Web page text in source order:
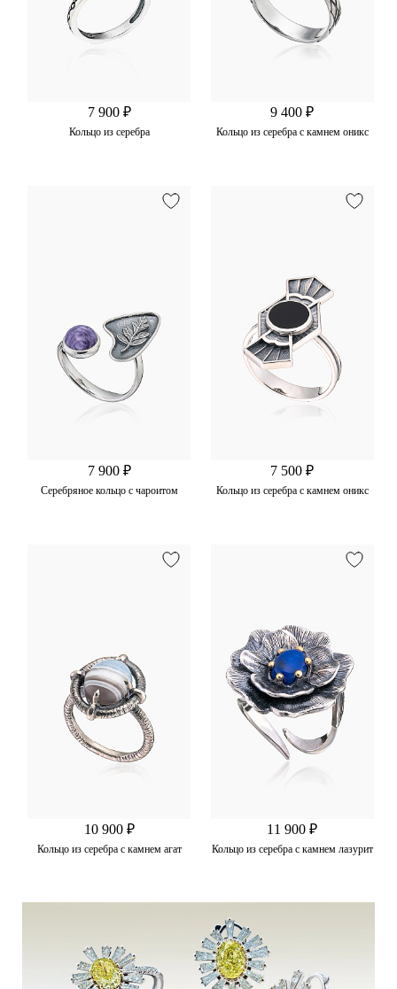
7 900 ₽
Кольцо из серебра
9 400 ₽
Кольцо из серебра с камнем оникс
7 900 ₽
Cеребряное кольцо с чароитом
7 500 ₽
Кольцо из серебра с камнем оникс
10 900 ₽
Кольцо из серебра с камнем агат
11 900 ₽
Кольцо из серебра с камнем лазурит